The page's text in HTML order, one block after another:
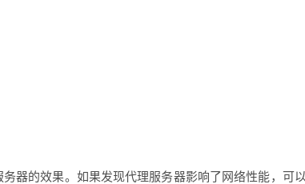
器的效果。如果发现代理服务器影响了网络性能，可以